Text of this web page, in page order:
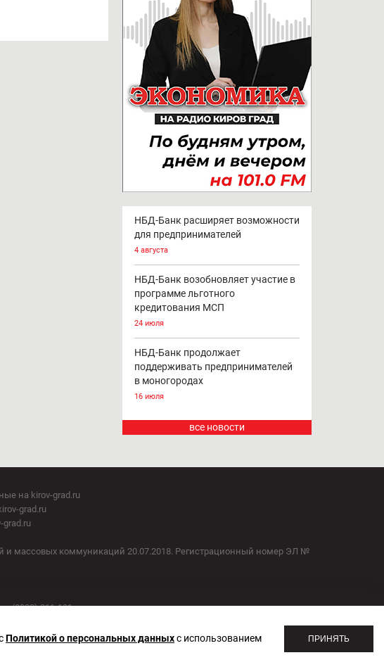
НБД-Банк расширяет возможности
для предпринимателей
4 августа
НБД-Банк возобновляет участие в
программе льготного
кредитования МСП
24 июля
НБД-Банк продолжает
поддерживать предпринимателей
в моногородах
16 июля
все новости
на kirov-grad.ru
grad.ru
и массовых коммуникаций 20.07.2018. Регистрационный номер ЭЛ №
(8332) 211-101
Политикой о персональных данныхс использованием
ПРИНЯТЬ